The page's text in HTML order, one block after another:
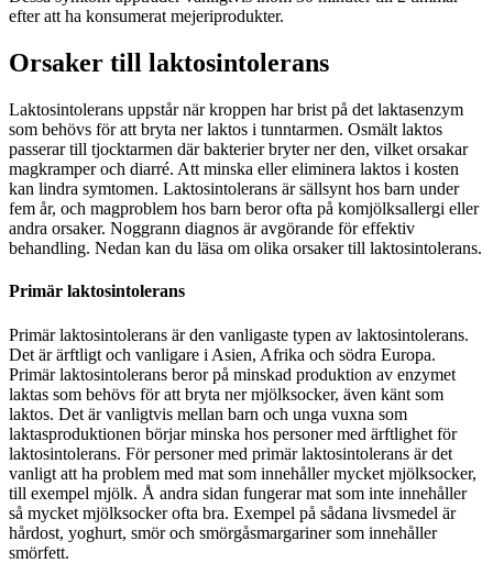
efter att ha konsumerat mejeriprodukter.
Orsaker till laktosintolerans
Laktosintolerans uppstår när kroppen har brist på det laktasenzym
som behövs för att bryta ner laktos i tunntarmen. Osmält laktos
passerar till tjocktarmen där bakterier bryter ner den, vilket orsakar
magkramper och diarré. Att minska eller eliminera laktos i kosten
kan lindra symtomen. Laktosintolerans är sällsynt hos barn under
fem år, och magproblem hos barn beror ofta på komjölksallergi eller
andra orsaker. Noggrann diagnos är avgörande för effektiv
behandling. Nedan kan du läsa om olika orsaker till laktosintolerans.
Primär laktosintolerans
Primär laktosintolerans är den vanligaste typen av laktosintolerans.
Det är ärftligt och vanligare i Asien, Afrika och södra Europa.
Primär laktosintolerans beror på minskad produktion av enzymet
laktas som behövs för att bryta ner mjölksocker, även känt som
laktos. Det är vanligtvis mellan barn och unga vuxna som
laktasproduktionen börjar minska hos personer med ärftlighet för
laktosintolerans. För personer med primär laktosintolerans är det
vanligt att ha problem med mat som innehåller mycket mjölksocker,
till exempel mjölk. Å andra sidan fungerar mat som inte innehåller
så mycket mjölksocker ofta bra. Exempel på sådana livsmedel är
hårdost, yoghurt, smör och smörgåsmargariner som innehåller
smörfett.